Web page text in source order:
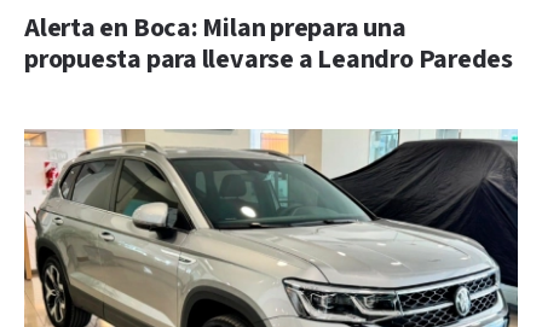
Alerta en Boca: Milan prepara una
propuesta para llevarse a Leandro Paredes